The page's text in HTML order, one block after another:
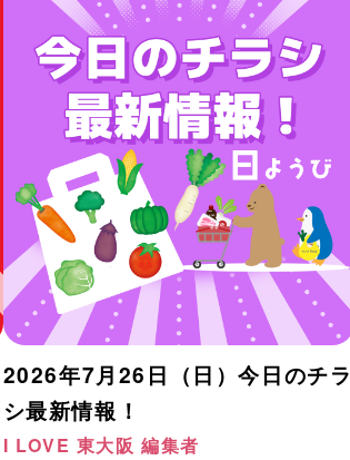
2026年7月26日（日）今日のチラ
シ最新情報！
I LOVE 東大阪 編集者